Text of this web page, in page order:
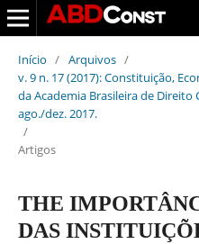
Início / Arquivos /
v. 9 n. 17 (2017): Constituição,
da Academia Brasileira de Direito
ago./dez. 2017.
/
Artigos
THE
DAS